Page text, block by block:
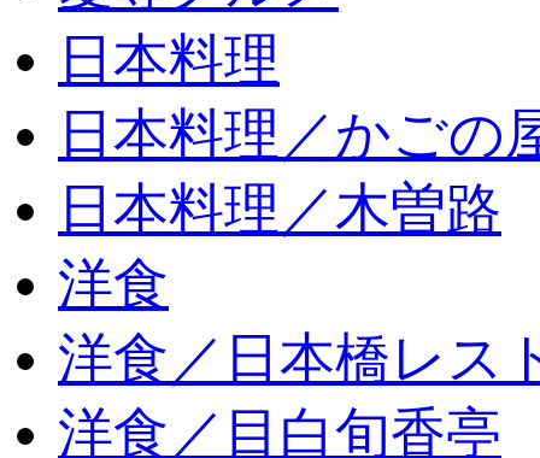
日本料理
日本料理／かごの
日本料理／木曽路
洋食
洋食／日本橋レス
洋食／目白旬香亭